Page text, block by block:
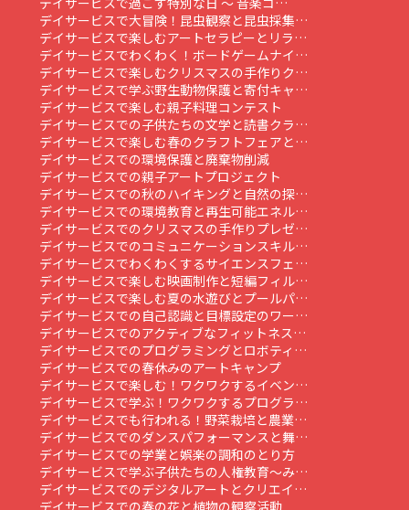
デイサービスで大冒険！昆虫観察と昆虫採集…
デイサービスで楽しむアートセラピーとリラ…
デイサービスでわくわく！ボードゲームナイ…
デイサービスで楽しむクリスマスの手作りク…
デイサービスで学ぶ野生動物保護と寄付キャ…
デイサービスで楽しむ親子料理コンテスト
デイサービスでの子供たちの文学と読書クラ…
デイサービスで楽しむ春のクラフトフェアと…
デイサービスでの環境保護と廃棄物削減
デイサービスでの親子アートプロジェクト
デイサービスでの秋のハイキングと自然の探…
デイサービスでの環境教育と再生可能エネル…
デイサービスでのクリスマスの手作りプレゼ…
デイサービスでのコミュニケーションスキル…
デイサービスでわくわくするサイエンスフェ…
デイサービスで楽しむ映画制作と短編フィル…
デイサービスで楽しむ夏の水遊びとプールパ…
デイサービスでの自己認識と目標設定のワー…
デイサービスでのアクティブなフィットネス…
デイサービスでのプログラミングとロボティ…
デイサービスでの春休みのアートキャンプ
デイサービスで楽しむ！ワクワクするイベン…
デイサービスで学ぶ！ワクワクするプログラ…
デイサービスでも行われる！野菜栽培と農業…
デイサービスでのダンスパフォーマンスと舞…
デイサービスでの学業と娯楽の調和のとり方
デイサービスで学ぶ子供たちの人権教育～み…
デイサービスでのデジタルアートとクリエイ…